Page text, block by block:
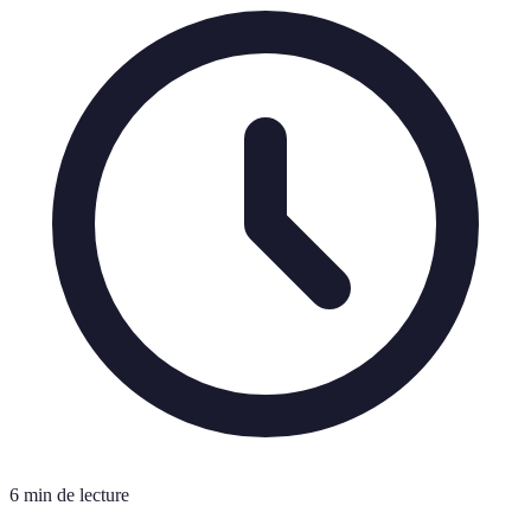
6 min de lecture